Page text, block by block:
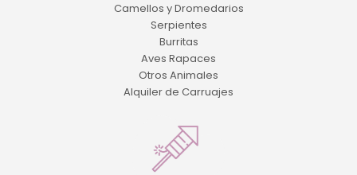
Camellos y Dromedarios
Serpientes
Burritas
Aves Rapaces
Otros Animales
Alquiler de Carruajes